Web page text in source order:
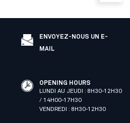
ENVOYEZ-NOUS UN E-
MAIL
OPENING HOURS
LUNDI AU JEUDI : 8H30-12H30
/ 14H00-17H30
VENDREDI : 8H30-12H30